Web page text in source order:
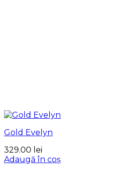
Gold Evelyn
329.00 lei
Adaugă în coș